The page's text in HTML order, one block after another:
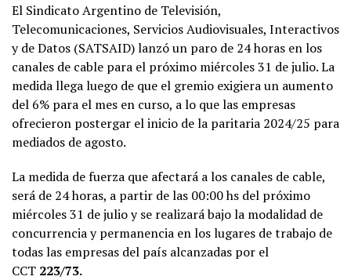
El Sindicato Argentino de Televisión,
Telecomunicaciones, Servicios Audiovisuales, Interactivos
y de Datos (SATSAID) lanzó un paro de 24 horas en los
canales de cable para el próximo miércoles 31 de julio. La
medida llega luego de que el gremio exigiera un aumento
del 6% para el mes en curso, a lo que las empresas
ofrecieron postergar el inicio de la paritaria 2024/25 para
mediados de agosto.
La medida de fuerza que afectará a los canales de cable,
será de 24 horas, a partir de las 00:00 hs del próximo
miércoles 31 de julio y se realizará bajo la modalidad de
concurrencia y permanencia en los lugares de trabajo de
todas las empresas del país alcanzadas por el
CCT 223/73.